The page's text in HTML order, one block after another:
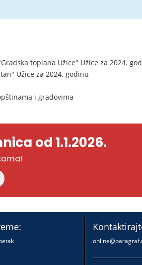
toplana Užice" Užice za 2024.
Užice za 2024. godinu
i gradovima
od 1.1.2026.